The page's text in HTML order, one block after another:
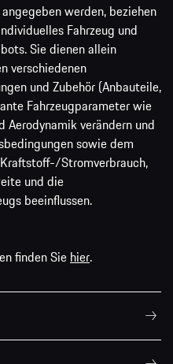
werden, beziehen
Fahrzeug und
Sie dienen allein
verschiedenen
und Zubehör (Anbauteile,
Fahrzeugparameter wie
Aerodynamik verändern und
sowie dem
Stromverbrauch,
und die
beeinflussen.
finden Sie hier.